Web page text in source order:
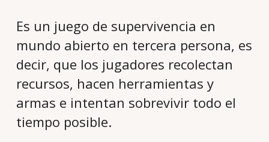
Es un juego de supervivencia en
mundo abierto en tercera persona, es
decir, que los jugadores recolectan
recursos, hacen herramientas y
armas e intentan sobrevivir todo el
tiempo posible.